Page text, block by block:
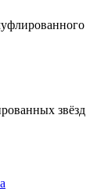
звёзд